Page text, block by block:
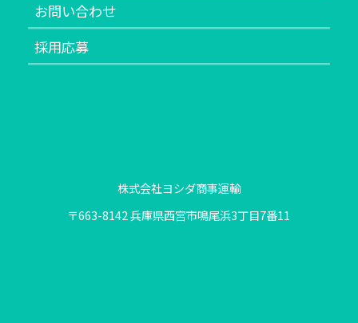
お問い合わせ
採用応募
株式会社ヨシダ商事運輸
〒663-8142 兵庫県西宮市鳴尾浜3丁目7番11